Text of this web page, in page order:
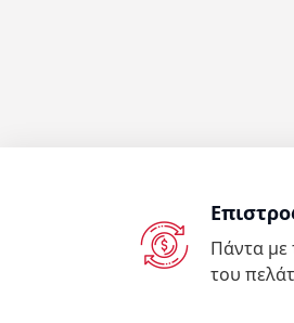
Πάντα με
του